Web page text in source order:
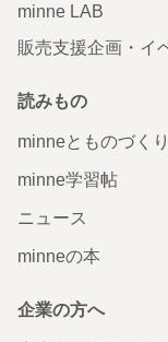
minne LAB
販売支援企画・イ
読みもの
minneとものづく
minne学習帖
ニュース
minneの本
企業の方へ